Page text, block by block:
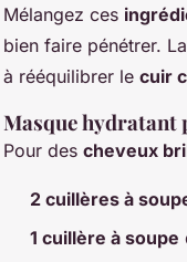
Mélangez ces
bien faire pénétrer.
à rééquilibrer le cuir
Masque hydratant
Pour des cheveux
2 cuillères à
1 cuillère à soupe